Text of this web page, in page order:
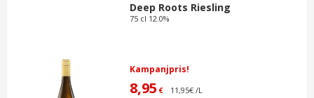
Deep Roots Riesling
75 cl 12.0%
Kampanjpris!
8,95 € 11,95€ /L